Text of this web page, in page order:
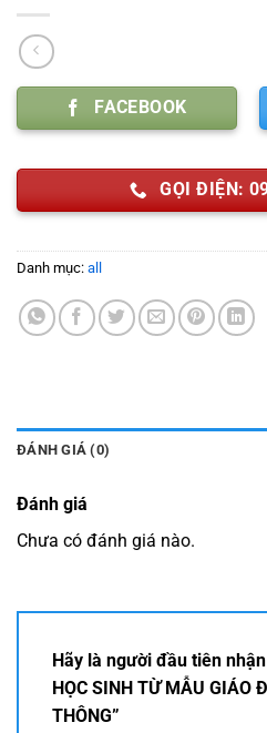
FACEBOOK
GỌI ĐIỆN:
Danh mục: all
ĐÁNH GIÁ (0)
Đánh giá
Chưa có đánh giá nào.
Hãy là người đầu tiên
HỌC SINH TỪ MẪU GIÁO
THÔNG”